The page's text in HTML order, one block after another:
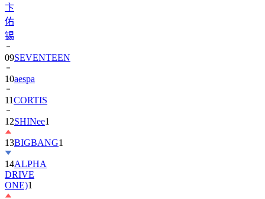
卞
佑
锡
09SEVENTEEN
10aespa
11CORTIS
12SHINee1
13BIGBANG1
14ALPHA
DRIVE
ONE)1